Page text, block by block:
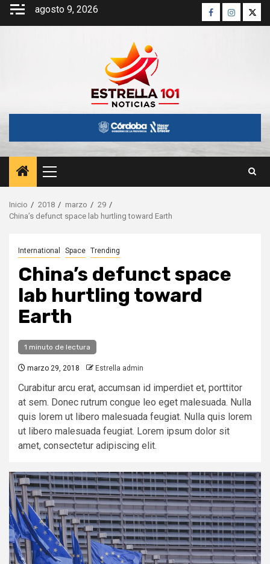
Saltar
agosto 9, 2026 Facebook
Instagram
Menú
principal
Inicio 2018 marzo
29
China’s defunct space lab hurtling toward Earth
International Space Trending
China’s defunct space
lab hurtling toward
Earth
1 minuto de lectura
marzo 29, 2018 Estrella admin
Curabitur arcu erat, accumsan id imperdiet et, porttitor
at sem. Donec rutrum congue leo eget malesuada. Nulla
quis lorem ut libero malesuada feugiat. Nulla quis lorem
ut libero malesuada feugiat. Lorem ipsum dolor sit
amet, consectetur adipiscing elit.